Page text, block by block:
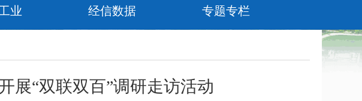
业 经信数据 专题专栏
展“双联双百”调研走访活动